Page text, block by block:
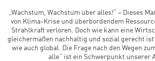
„Wachstum, Wachstum über alles!“ – Dieses
von Klima-Krise und überbordendem
Strahlkraft verloren. Doch wie kann eine
gleichermaßen nachhaltig und sozial gerecht
wie auch global. Die Frage nach den Wegen
alle“ ist ein Schwerpunkt unserer